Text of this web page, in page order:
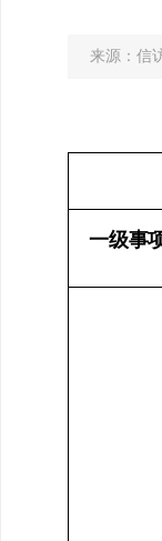
来源：信
一级事